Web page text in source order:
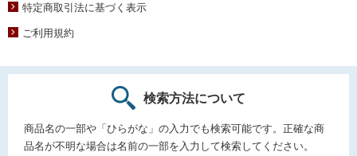
特定商取引法に基づく表示
ご利用規約
検索方法について
商品名の一部や「ひらがな」の入力でも検索可能です。正確な商
品名が不明な場合は名前の一部を入力して検索してください。